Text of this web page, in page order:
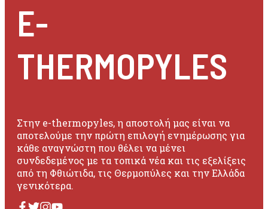
E-
THERMOPYLES
Στην e-thermopyles, η αποστολή μας είναι να
αποτελούμε την πρώτη επιλογή ενημέρωσης για
κάθε αναγνώστη που θέλει να μένει
συνδεδεμένος με τα τοπικά νέα και τις εξελίξεις
από τη Φθιώτιδα, τις Θερμοπύλες και την Ελλάδα
γενικότερα.